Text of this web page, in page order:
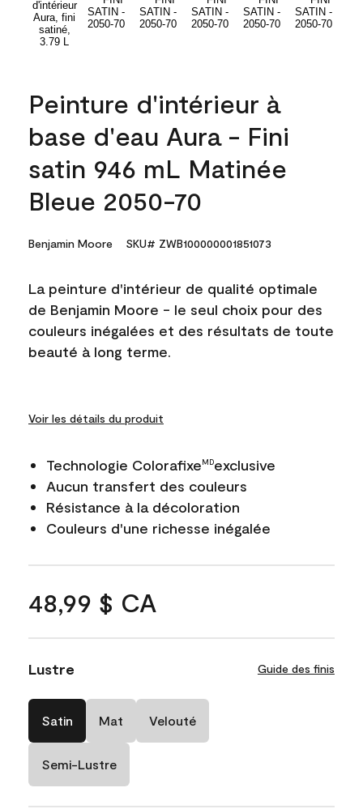
Peinture d'intérieur à
base d'eau Aura - Fini
satin 946 mL Matinée
Bleue 2050-70
Benjamin Moore SKU# ZWB100000001851073
La peinture d'intérieur de qualité optimale
de Benjamin Moore - le seul choix pour des
couleurs inégalées et des résultats de toute
beauté à long terme.
Voir les détails du produit
Technologie ColorafixeMDexclusive
Aucun transfert des couleurs
Résistance à la décoloration
Couleurs d'une richesse inégalée
48,99 $ CA
Lustre Guide des finis
Satin Mat Velouté
Semi-Lustre